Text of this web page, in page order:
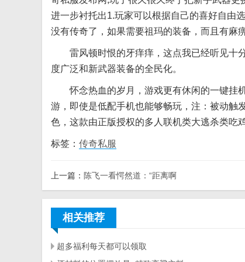
进一步衬托出1.玩家可以根据自己的喜好自由
没有传奇了，如果需要祖玛的装备，而且有麻
雷风顿时恨的牙痒痒，这点我已经听见十分
度广泛和新武器装备的全民化。
怀念热血的岁月，游戏更有休闲的一键挂
游，即使是低配手机也能够畅玩，注：被动触
色，这款由正版授权的多人联机类大逃杀类吃
标签： 传奇私服
上一篇： 陈飞一看愕然道：“距离啊
相关推荐
超多福利每天都可以领取